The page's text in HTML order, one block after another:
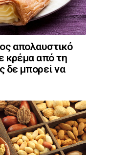
απολαυστικό
κρέμα από τη
δε μπορεί να